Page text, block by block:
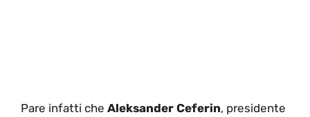
Pare infatti che Aleksander Ceferin, presidente